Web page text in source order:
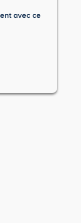
avec ce